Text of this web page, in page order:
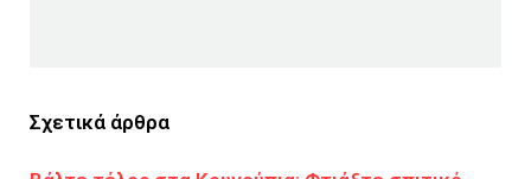
Σχετικά άρθρα